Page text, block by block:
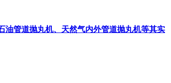
油管道抛丸机、天然气内外管道抛丸机等其实